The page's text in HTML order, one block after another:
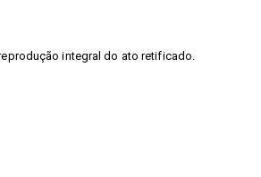
integral do ato retificado.